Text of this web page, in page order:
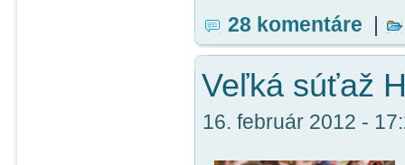
28 komentáre
Veľká súťaž
16. február 2012 -